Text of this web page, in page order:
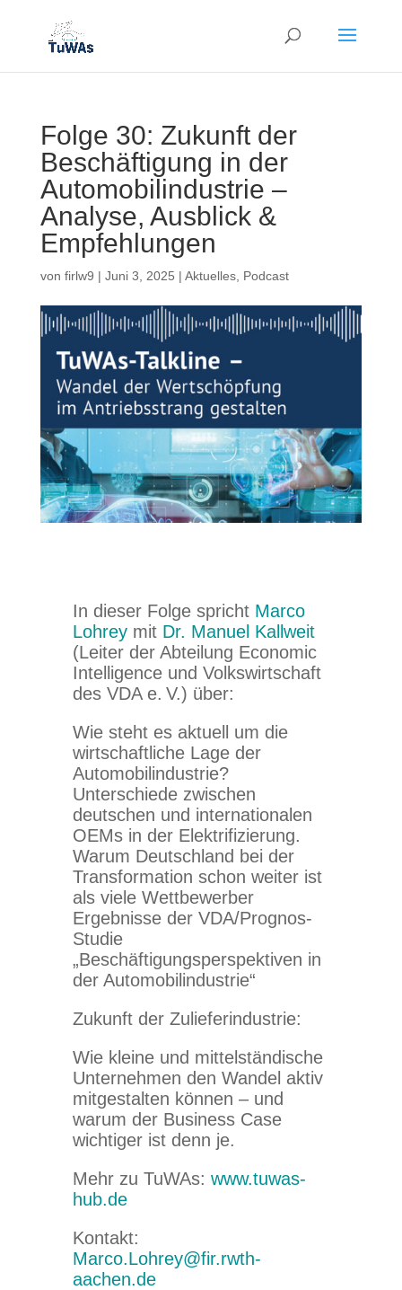
Folge 30: Zukunft der
Beschäftigung in der
Automobilindustrie –
Analyse, Ausblick &
Empfehlungen
von firlw9 | Juni 3, 2025 | Aktuelles, Podcast
In dieser Folge spricht Marco
Lohreymit Dr. Manuel Kallweit
(Leiter der Abteilung Economic
Intelligence und Volkswirtschaft
des VDA e. V.) über:
Wie steht es aktuell um die
wirtschaftliche Lage der
Automobilindustrie?
Unterschiede zwischen
deutschen und internationalen
OEMs in der Elektrifizierung.
Warum Deutschland bei der
Transformation schon weiter ist
als viele Wettbewerber
Ergebnisse der VDA/Prognos-
Studie
„Beschäftigungsperspektiven in
der Automobilindustrie“
Zukunft der Zulieferindustrie:
Wie kleine und mittelständische
Unternehmen den Wandel aktiv
mitgestalten können – und
warum der Business Case
wichtiger ist denn je.
Mehr zu TuWAs: www.tuwas-
hub.de
Kontakt:
Marco.Lohrey@fir.rwth-
aachen.de